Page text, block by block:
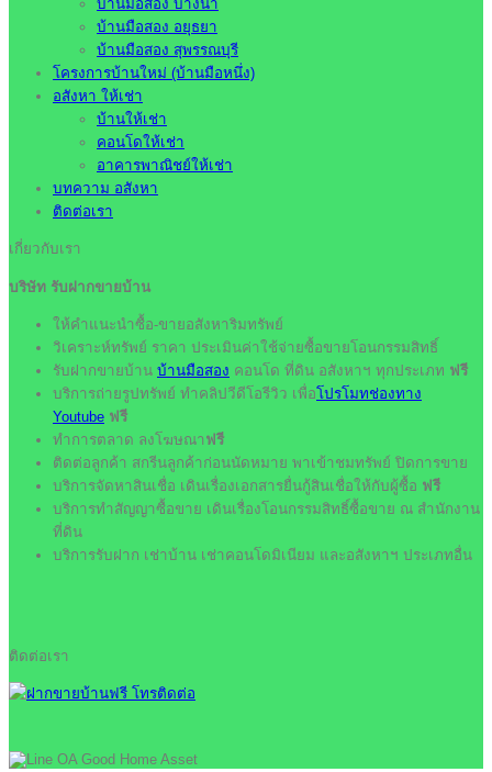
บ้านมือสอง บางนา
บ้านมือสอง อยุธยา
บ้านมือสอง สุพรรณบุรี
โครงการบ้านใหม่ (บ้านมือหนึ่ง)
อสังหา ให้เช่า
บ้านให้เช่า
คอนโดให้เช่า
อาคารพาณิชย์ให้เช่า
บทความ อสังหา
ติดต่อเรา
เกี่ยวกับเรา
บริษัท รับฝากขายบ้าน
ให้คำแนะนำซื้อ-ขายอสังหาริมทรัพย์
วิเคราะห์ทรัพย์ ราคา ประเมินค่าใช้จ่ายซื้อขายโอนกรรมสิทธิ์
รับฝากขายบ้าน บ้านมือสอง คอนโด ที่ดิน อสังหาฯ ทุกประเภท ฟรี
บริการถ่ายรูปทรัพย์ ทำคลิปวีดีโอรีวิว เพื่อโปรโมทช่องทาง
Youtube ฟรี
ทำการตลาด ลงโฆษณาฟรี
ติดต่อลูกค้า สกรีนลูกค้าก่อนนัดหมาย พาเข้าชมทรัพย์ ปิดการขาย
บริการจัดหาสินเชื่อ เดินเรื่องเอกสารยื่นกู้สินเชื่อให้กับผู้ซื้อ ฟรี
บริการทำสัญญาซื้อขาย เดินเรื่องโอนกรรมสิทธิ์ซื้อขาย ณ สำนักงาน
ที่ดิน
บริการรับฝาก เช่าบ้าน เช่าคอนโดมิเนียม และอสังหาฯ ประเภทอื่น
ติดต่อเรา